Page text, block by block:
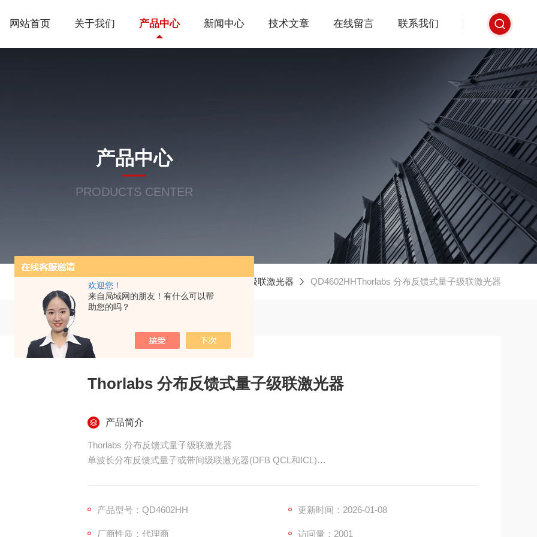
欢迎您！
来自局域网的朋友！有什么可以帮
助您的吗？
网站首页 关于我们 产品中心 新闻中心 技术文章 在线留言 联系我们
产品中心
PRODUCTS CENTER
当前位置：首页 量子级联激光器 QD4602HHThorlabs 分布反馈式量子级联激光器
Thorlabs 分布反馈式量子级联激光器
产品简介
Thorlabs 分布反馈式量子级联激光器
单波长分布反馈式量子或带间级联激光器(DFB QCL和ICL)
用于化学分析、传感和红外对抗技术
产品型号：QD4602HH 更新时间：2026-01-08
厂商性质：代理商 访问量：2001